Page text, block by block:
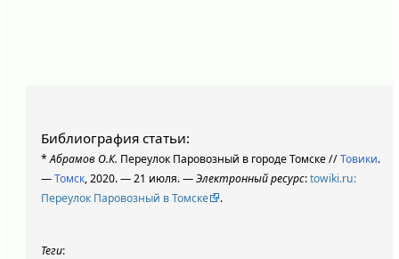
Библиография статьи:
*Абрамов О.К. Переулок Паровозный в городе Томске //Товики.
—Томск, 2020. — 21 июля. —Электронный ресурс:towiki.ru:
Переулок Паровозный в Томске
.
Теги: